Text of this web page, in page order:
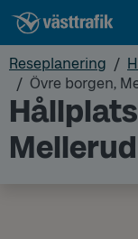
Reseplanering
Övre borgen,
Mellerud